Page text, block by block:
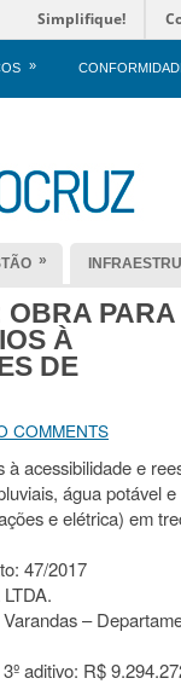
Simplifique!
»
»
OBRA PARA
À
DE
COMMENTS
acessibilidade e
água potável
e elétrica) em
47/2017
–
aditivo: R$